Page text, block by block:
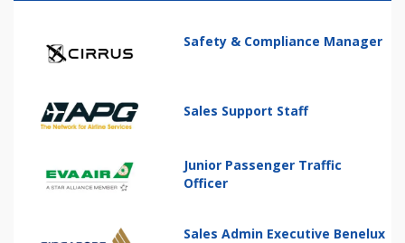
Safety & Compliance Manager
Sales Support Staff
Junior Passenger Traffic
Officer
Sales Admin Executive Benelux